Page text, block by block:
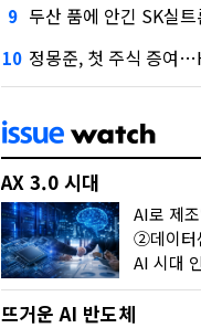
9 두산 품에 안긴 SK실트론…남
10 정몽준, 첫 주식 증여
AX 3.0 시대
뜨거운 AI 반도체